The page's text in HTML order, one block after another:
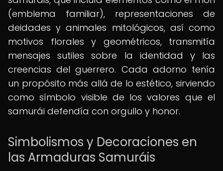
(emblema familiar), representaciones de
deidades y animales mitológicos, así como
motivos florales y geométricos, transmitía
mensajes sutiles sobre la identidad y las
creencias del guerrero. Cada adorno tenía
un propósito más allá de lo estético, sirviendo
como símbolo visible de los valores que el
samurái defendía con orgullo y honor.
Simbolismos y Decoraciones en
las Armaduras Samuráis